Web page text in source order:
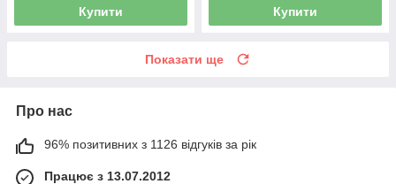
Купити Купити
Показати ще
Про нас
96% позитивних з 1126 відгуків за рік
Працює з 13.07.2012